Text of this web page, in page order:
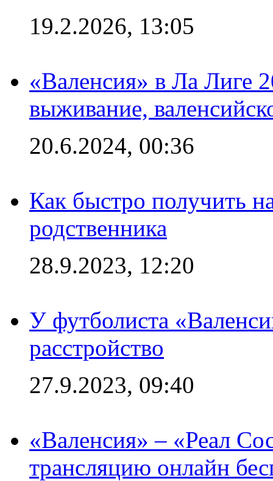
19.2.2026, 13:05
«Валенсия» в Ла Лиге
выживание,
20.6.2024, 00:36
Как быстро получить
родственника
28.9.2023, 12:20
У футболиста
расстройство
27.9.2023, 09:40
«Валенсия» – «Реал
трансляцию онлайн